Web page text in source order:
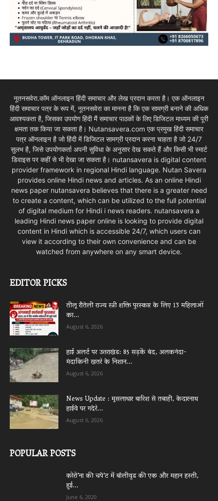
नूतनसवेरा.कॉम ऑनलाइन हिंदी समाचार और लेख प्रदान करता है। एक ऑनलाइन
हिंदी समाचार पत्र के रूप में, नूतनसवेरा का मानना है कि एक सामग्री बनाने की अधिक
आवश्यकता है, जिसका उपयोग हिंदी मैं समाचार पाठकों के लिए डिजिटल माध्यम की पूरी
क्षमता तक किया जा सकता है। Nutansavera.com एक प्रमुख हिंदी समाचार
पत्र ऑनलाइन है जो हिंदी में डिजिटल सामग्री प्रदान करना चाहता है जो 24/7
सुलभ है, जिसे उपयोगकर्ता अपनी सुविधा के अनुसार देख सकते हैं और किसी भी स्मार्ट
डिवाइस पर कहीं से भी देखा जा सकता है। nutansavera is digital content
provider framework in regional Hindi language. Nutan Savera
provides online Hindi news and articles. As an online Hindi
news paper nutansavera believes that there is a greater need
to create a content, which can be utilized to the full potential
of digital medium for Hindi i news readers. nutansavera a
leading Hindi news paper online is looking to provide digital
content in Hindi which is accessible 24/7, which users can
view it according to their own convenience and can be
watched from anywhere on any smart device.
EDITOR PICKS
तीलू रौतेली राज्य स्त्री शक्ति पुरस्कार के लिए 13 महिलाओं
का...
August 6, 2026
हाई अलर्ट पर उत्तराखंड: 85 सड़कें बंद, अलकनंदा-
मंदाकिनी खतरे के निशान...
August 6, 2026
News Update : मूसलाधार बारिश से तबाही, केदारनाथ
हाईवे पर गदेरे...
August 6, 2026
POPULAR POSTS
कोरो’ना की चपे’ट में बॉलीवुड की एक और महान हस्ती,
हुई...
June 6, 2020